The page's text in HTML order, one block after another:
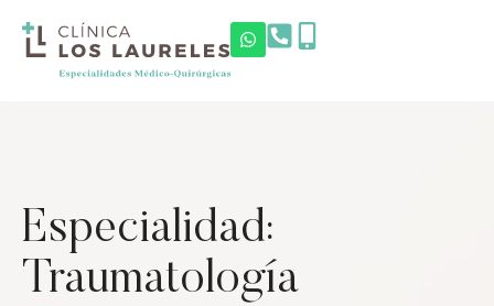
Especialidad:
Traumatología